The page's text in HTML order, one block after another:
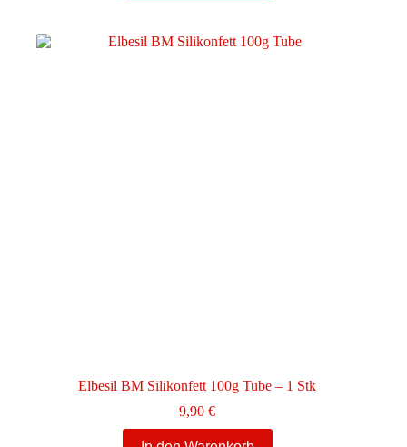
Elbesil BM Silikonfett 100g Tube – 1 Stk
9,90€